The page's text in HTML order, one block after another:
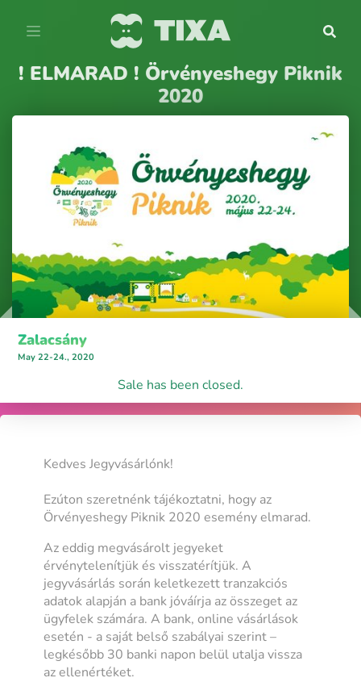
! ELMARAD ! Örvényeshegy Piknik
2020
Zalacsány
May 22-24., 2020
Sale has been closed.
Kedves Jegyvásárlónk!
Ezúton szeretnénk tájékoztatni, hogy az
Örvényeshegy Piknik 2020 esemény elmarad.
Az eddig megvásárolt jegyeket
érvénytelenítjük és visszatérítjük. A
jegyvásárlás során keletkezett tranzakciós
adatok alapján a bank jóváírja az összeget az
ügyfelek számára. A bank, online vásárlások
esetén - a saját belső szabályai szerint –
legkésőbb 30 banki napon belül utalja vissza
az ellenértéket.